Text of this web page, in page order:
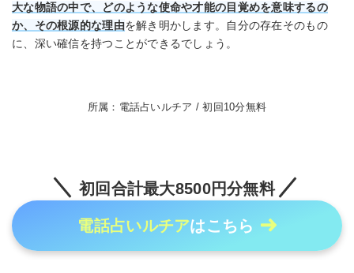
大な物語の中で、どのような使命や才能の目覚めを意味するの
か、その根源的な理由を解き明かします。自分の存在そのもの
に、深い確信を持つことができるでしょう。
所属：電話占いルチア / 初回10分無料
初回合計最大8500円分無料
電話占いルチアはこちら